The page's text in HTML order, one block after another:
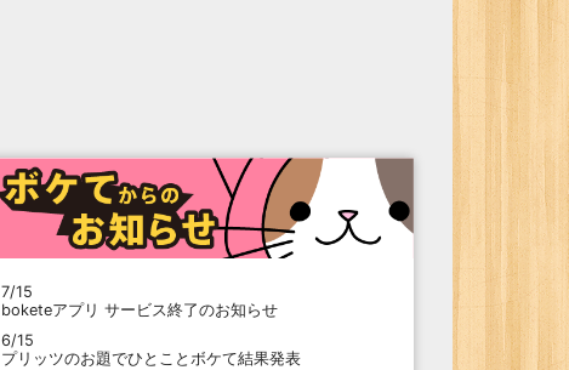
7/15
boketeアプリ サービス終了のお知らせ
6/15
プリッツのお題でひとことボケて結果発表